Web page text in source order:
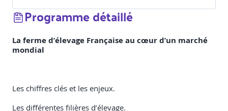
Programme détaillé
La ferme d’élevage Française au cœur d’un marché
mondial
Les chiffres clés et les enjeux.
Les différentes filières d’élevage.